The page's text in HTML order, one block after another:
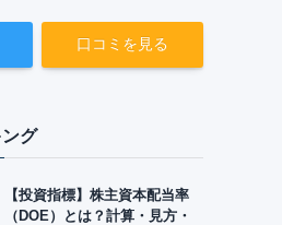
口コミを見る
グ
【投資指標】株主資本配当率
（DOE）とは？計算・見方・